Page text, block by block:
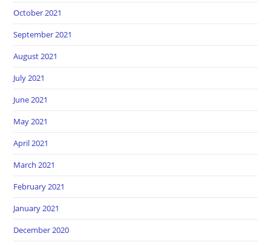
October 2021
September 2021
August 2021
July 2021
June 2021
May 2021
April 2021
March 2021
February 2021
January 2021
December 2020